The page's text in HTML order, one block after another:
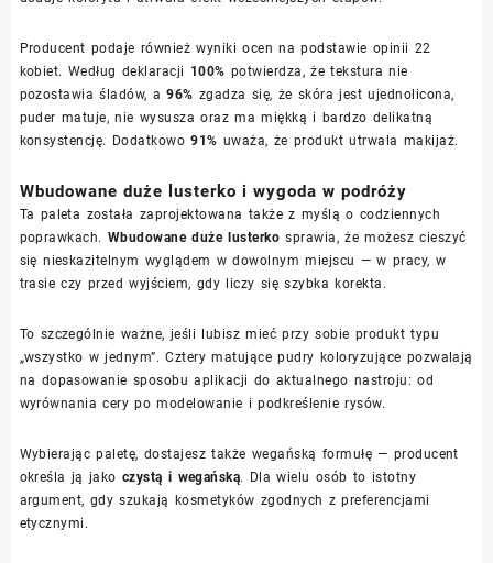
Producent podaje również wyniki ocen na podstawie opinii 22
kobiet. Według deklaracji 100% potwierdza, że tekstura nie
pozostawia śladów, a96% zgadza się, że skóra jest ujednolicona,
puder matuje, nie wysusza oraz ma miękką i bardzo delikatną
konsystencję. Dodatkowo91% uważa, że produkt utrwala makijaż.
Wbudowane duże lusterko i wygoda w podróży
Ta paleta została zaprojektowana także z myślą o codziennych
poprawkach. Wbudowane duże lusterko sprawia, że możesz cieszyć
się nieskazitelnym wyglądem w dowolnym miejscu — w pracy, w
trasie czy przed wyjściem, gdy liczy się szybka korekta.
To szczególnie ważne, jeśli lubisz mieć przy sobie produkt typu
„wszystko w jednym”. Cztery matujące pudry koloryzujące pozwalają
na dopasowanie sposobu aplikacji do aktualnego nastroju: od
wyrównania cery po modelowanie i podkreślenie rysów.
Wybierając paletę, dostajesz także wegańską formułę — producent
określa ją jako czystą i wegańską. Dla wielu osób to istotny
argument, gdy szukają kosmetyków zgodnych z preferencjami
etycznymi.